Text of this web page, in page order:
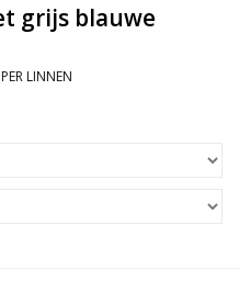
grijs blauwe
LINNEN